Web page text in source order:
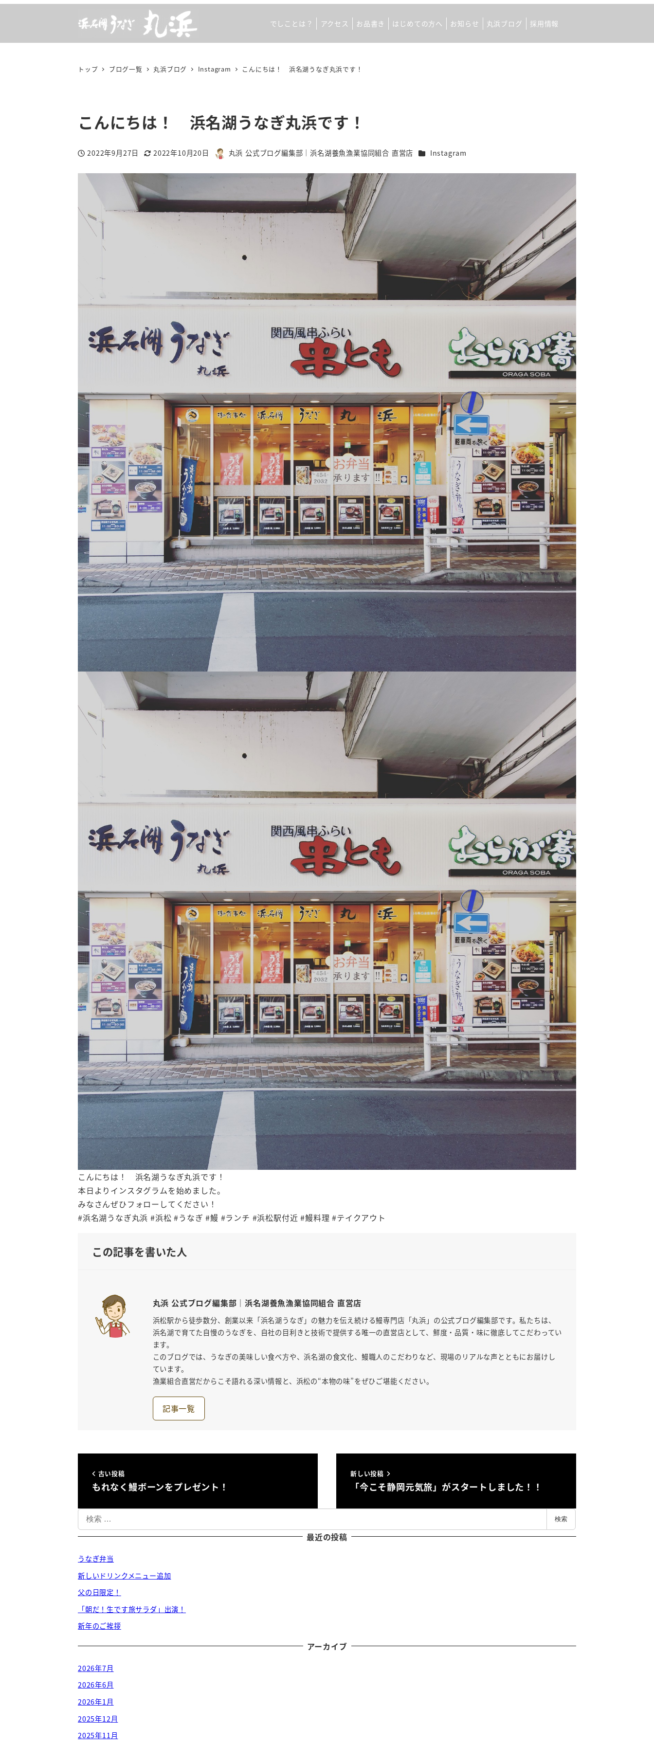
でしことは？ アクセス お品書き はじめての方へ お知らせ 丸浜ブログ 採用情報
トップ ブログ一覧 丸浜ブログ Instagram こんにちは！ 浜名湖うなぎ丸浜です！
こんにちは！ 浜名湖うなぎ丸浜です！
投稿日
2022年9月27日
更新日
2022年10月20日
著
丸浜 公式ブログ編集部｜浜名湖養魚漁業協同組合 直営店 カテゴリー
Instagram
こんにちは！ 浜名湖うなぎ丸浜です！
本日よりインスタグラムを始めました。
みなさんぜひフォローしてください！
#浜名湖うなぎ丸浜 #浜松 #うなぎ #鰻 #ランチ #浜松駅付近 #鰻料理 #テイクアウト
この記事を書いた人
丸浜 公式ブログ編集部｜浜名湖養魚漁業協同組合 直営店
浜松駅から徒歩数分、創業以来「浜名湖うなぎ」の魅力を伝え続ける鰻専門店「丸浜」の公式ブログ編集部です。私たちは、
浜名湖で育てた自慢のうなぎを、自社の目利きと技術で提供する唯一の直営店として、鮮度・品質・味に徹底してこだわってい
ます。
このブログでは、うなぎの美味しい食べ方や、浜名湖の食文化、鰻職人のこだわりなど、現場のリアルな声とともにお届けし
ています。
漁業組合直営だからこそ語れる深い情報と、浜松の“本物の味”をぜひご堪能ください。
記事一覧
古い投稿
もれなく鰻ボーンをプレゼント！
新しい投稿
「今こそ静岡元気旅」がスタートしました！！
検
索
検索
最近の投稿
うなぎ弁当
新しいドリンクメニュー追加
父の日限定！
「朝だ！生です旅サラダ」出演！
新年のご挨拶
アーカイブ
2026年7月
2026年6月
2026年1月
2025年12月
2025年11月